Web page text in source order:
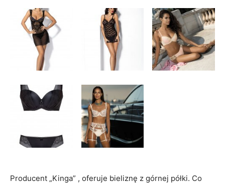
Producent „Kinga” , oferuje bieliznę z górnej półki. Co